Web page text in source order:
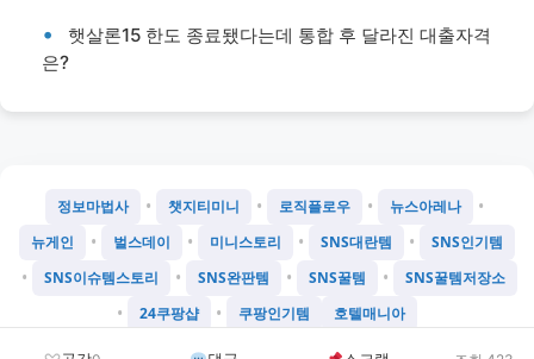
햇살론15 한도 종료됐다는데 통합 후 달라진 대출자격
은?
정보마법사 • 챗지티미니 • 로직플로우 • 뉴스아레나 •
뉴게인 • 벌스데이 • 미니스토리 • SNS대란템 • SNS인기템
• SNS이슈템스토리 • SNS완판템 • SNS꿀템 • SNS꿀템저장소
• 24쿠팡샵 • 쿠팡인기템 호텔매니아
©2026 Chatgtmini 프로젝트